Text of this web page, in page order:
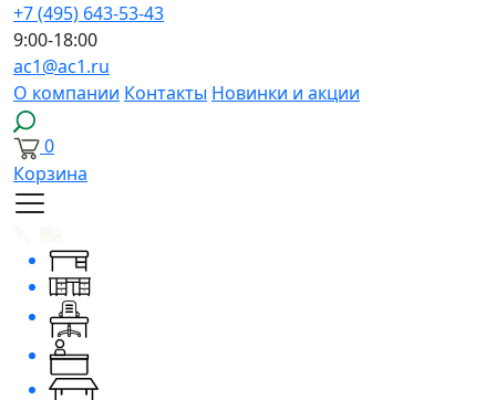
+7 (495) 643-53-43
9:00-18:00
ac1@ac1.ru
О компании Контакты Новинки и акции
0
Корзина